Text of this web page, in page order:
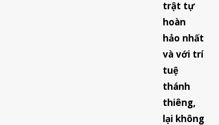
trật tự
hoàn
hảo nhất
và với trí
tuệ
thánh
thiêng,
lại không